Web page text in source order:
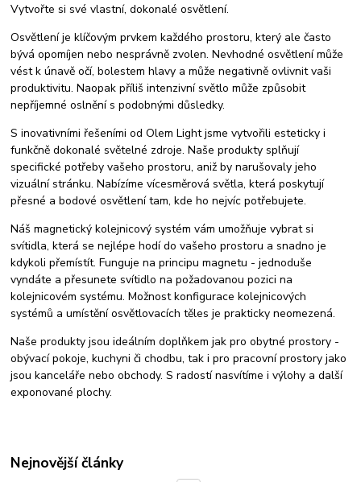
kolton airkompakt
ekologické kotle
5. emisní třída kotle po 2024
starý kotel za nový
tepelná čerpadla
kotle na biomasu instalace
montáž kotlů
výměna kotle
instalace podlahového vytápění
teplovodní podlahové topení
montáž podlahového vytápění
instalace elektrického podlahového vytápění
Vytvořte si své vlastní, dokonalé osvětlení.
Osvětlení je klíčovým prvkem každého prostoru, který ale často
bývá opomíjen nebo nesprávně zvolen. Nevhodné osvětlení může
vést k únavě očí, bolestem hlavy a může negativně ovlivnit vaši
produktivitu. Naopak příliš intenzivní světlo může způsobit
nepříjemné oslnění s podobnými důsledky.
S inovativními řešeními od Olem Light jsme vytvořili esteticky i
funkčně dokonalé světelné zdroje. Naše produkty splňují
specifické potřeby vašeho prostoru, aniž by narušovaly jeho
vizuální stránku. Nabízíme vícesměrová světla, která poskytují
přesné a bodové osvětlení tam, kde ho nejvíc potřebujete.
Náš magnetický kolejnicový systém vám umožňuje vybrat si
svítidla, která se nejlépe hodí do vašeho prostoru a snadno je
kdykoli přemístít. Funguje na principu magnetu - jednoduše
vyndáte a přesunete svítidlo na požadovanou pozici na
kolejnicovém systému. Možnost konfigurace kolejnicových
systémů a umístění osvětlovacích těles je prakticky neomezená.
Naše produkty jsou ideálním doplňkem jak pro obytné prostory -
obývací pokoje, kuchyni či chodbu, tak i pro pracovní prostory jako
jsou kanceláře nebo obchody. S radostí nasvítíme i výlohy a další
exponované plochy.
Nejnovější články